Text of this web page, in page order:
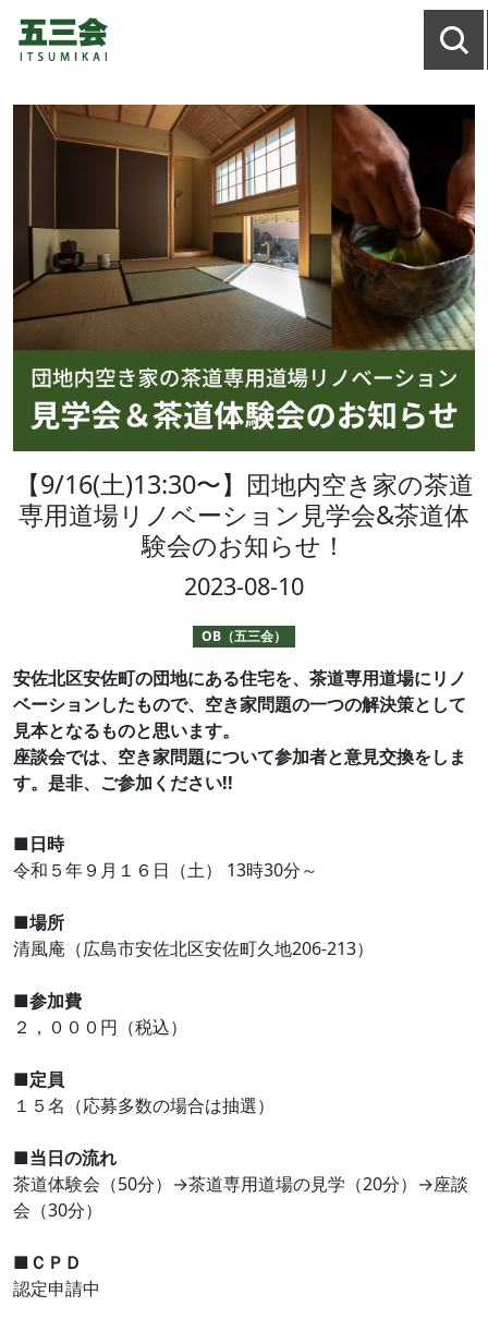
【9/16(土)13:30〜】団地内空き家の茶道
専用道場リノベーション見学会&茶道体
験会のお知らせ！
2023-08-10
OB（五三会）
安佐北区安佐町の団地にある住宅を、茶道専用道場にリノ
ベーションしたもので、空き家問題の一つの解決策として
見本となるものと思います。
座談会では、空き家問題について参加者と意見交換をしま
す。是非、ご参加ください!!
■日時
令和５年９月１６日（土） 13時30分～
■場所
清風庵（広島市安佐北区安佐町久地206-213）
■参加費
２，０００円（税込）
■定員
１５名（応募多数の場合は抽選）
■当日の流れ
茶道体験会（50分）→茶道専用道場の見学（20分）→座談
会（30分）
■ＣＰＤ
認定申請中